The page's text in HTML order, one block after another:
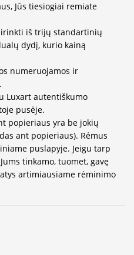
Jūs tiesiogiai remiate
iš trijų standartinių
dydį, kurio kainą
numeruojamos ir
Luxart autentiškumo
pusėje.
popieriaus yra be jokių
ant popieriaus). Rėmus
puslapyje. Jeigu tarp
tinkamo, tuomet, gavę
artimiausiame rėminimo